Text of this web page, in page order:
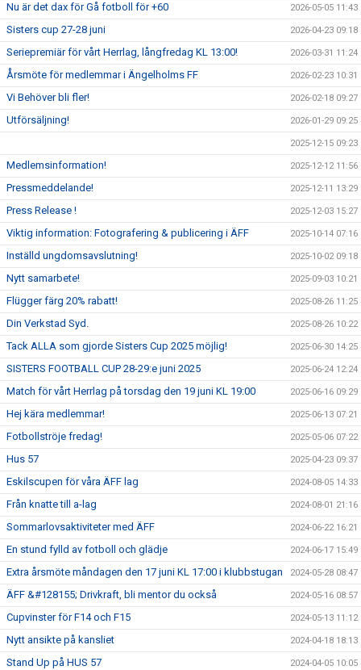
Nu är det dax för Gå fotboll för +60 2026-05-05 11:43
Sisters cup 27-28 juni 2026-04-23 09:18
Seriepremiär för vårt Herrlag, långfredag KL 13:00! 2026-03-31 11:24
Årsmöte för medlemmar i Ängelholms FF 2026-02-23 10:31
Vi Behöver bli fler! 2026-02-18 09:27
Utförsäljning! 2026-01-29 09:25
2025-12-15 09:23
Medlemsinformation! 2025-12-12 11:56
Pressmeddelande! 2025-12-11 13:29
Press Release ! 2025-12-03 15:27
Viktig information: Fotografering & publicering i ÄFF 2025-10-14 07:16
Inställd ungdomsavslutning! 2025-10-02 09:18
Nytt samarbete! 2025-09-03 10:21
Flügger färg 20% rabatt! 2025-08-26 11:25
Din Verkstad Syd. 2025-08-26 10:22
Tack ALLA som gjorde Sisters Cup 2025 möjlig! 2025-06-30 14:25
SISTERS FOOTBALL CUP 28-29:e juni 2025 2025-06-24 12:24
Match för vårt Herrlag på torsdag den 19 juni KL 19:00 2025-06-16 09:29
Hej kära medlemmar! 2025-06-13 07:21
Fotbollströje fredag! 2025-05-06 07:22
Hus 57 2025-04-23 09:37
Eskilscupen för våra ÄFF lag 2024-08-05 14:33
Från knatte till a-lag 2024-08-01 21:16
Sommarlovsaktiviteter med ÄFF 2024-06-22 16:21
En stund fylld av fotboll och glädje 2024-06-17 15:49
Extra årsmöte måndagen den 17 juni KL 17:00 i klubbstugan 2024-05-28 08:47
ÄFF &#128155; Drivkraft, bli mentor du också 2024-05-16 08:57
Cupvinster för F14 och F15 2024-05-13 11:12
Nytt ansikte på kansliet 2024-04-18 18:13
Stand Up på HUS 57 2024-04-05 10:05